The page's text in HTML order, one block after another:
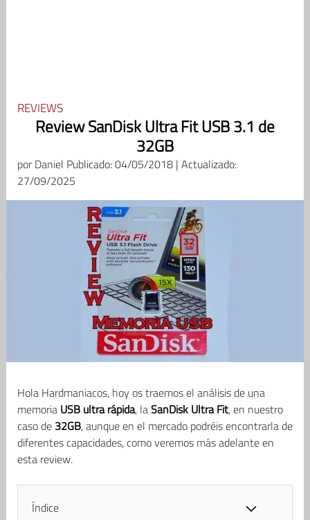
REVIEWS
Review SanDisk Ultra Fit USB 3.1 de
32GB
porDaniel Publicado: 04/05/2018 | Actualizado:
27/09/2025
Hola Hardmaniacos, hoy os traemos el análisis de una
memoria USB ultra rápida, laSanDisk Ultra Fit, en nuestro
caso de 32GB, aunque en el mercado podréis encontrarla de
diferentes capacidades, como veremos más adelante en
esta review.
Índice